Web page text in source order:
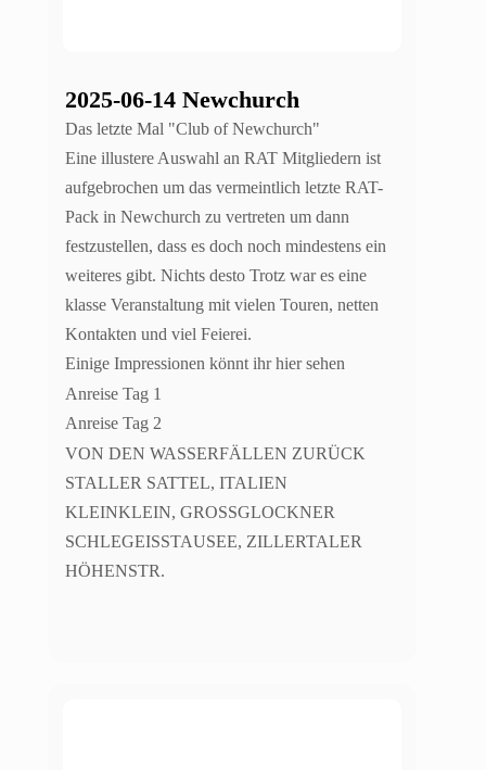
2025-06-14 Newchurch
Das letzte Mal "Club of Newchurch"
Eine illustere Auswahl an RAT Mitgliedern ist
aufgebrochen um das vermeintlich letzte RAT-
Pack in Newchurch zu vertreten um dann
festzustellen, dass es doch noch mindestens ein
weiteres gibt. Nichts desto Trotz war es eine
klasse Veranstaltung mit vielen Touren, netten
Kontakten und viel Feierei.
Einige Impressionen könnt ihr hier sehen
Anreise Tag 1
Anreise Tag 2
VON DEN WASSERFÄLLEN ZURÜCK
STALLER SATTEL, ITALIEN
KLEINKLEIN, GROSSGLOCKNER
SCHLEGEISSTAUSEE, ZILLERTALER
HÖHENSTR.